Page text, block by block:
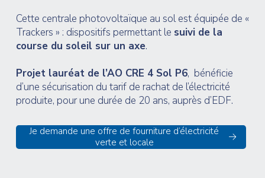
Cette centrale photovoltaïque au sol est équipée de «
Trackers » : dispositifs permettant le suivi de la
course du soleil sur un axe.
Projet lauréat de l’AO CRE 4 Sol P6, bénéficie
d’une sécurisation du tarif de rachat de l’électricité
produite, pour une durée de 20 ans, auprès d’EDF.
Je demande une offre de fourniture d’électricité
verte et locale